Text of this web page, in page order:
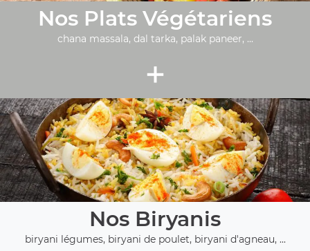
Nos Plats Végétariens
chana massala, dal tarka, palak paneer, ...
+
Nos Biryanis
biryani légumes, biryani de poulet, biryani d'agneau, ...